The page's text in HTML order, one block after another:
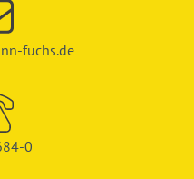
fuchs.de
0